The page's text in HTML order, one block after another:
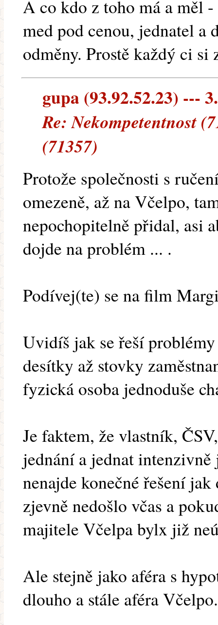
A co kdo z toho má a měl
med pod cenou, jednatel a
odměny. Prostě každý ci si
gupa (93.92.52.23) ---
Re: Nekompetentnost
(71357)
Protože společnosti s
omezeně, až na Včelpo,
nepochopitelně přidal, asi
dojde na problém ... .
Podívej(te) se na film
Uvidíš jak se řeší
desítky až stovky
fyzická osoba jednoduše
Je faktem, že vlastník,
jednání a jednat
nenajde konečné řešení
zjevně nedošlo včas a
majitele Včelpa bylx již
Ale stejně jako aféra s
dlouho a stále aféra